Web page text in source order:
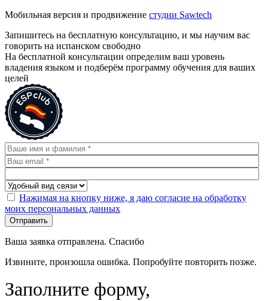
Мобильная версия и продвижение студии Sawtech
Запишитесь на бесплатную консультацию, и мы научим вас
говорить на испанском свободно
На бесплатной консультации определим ваш уровень
владения языком и подберём программу обучения для ваших
целей
Нажимая на кнопку ниже, я даю согласие на обработку
моих персональных данных
Отправить
Ваша заявка отправлена. Спасибо
Извините, произошла ошибка. Попробуйте повторить позже.
Заполните форму,